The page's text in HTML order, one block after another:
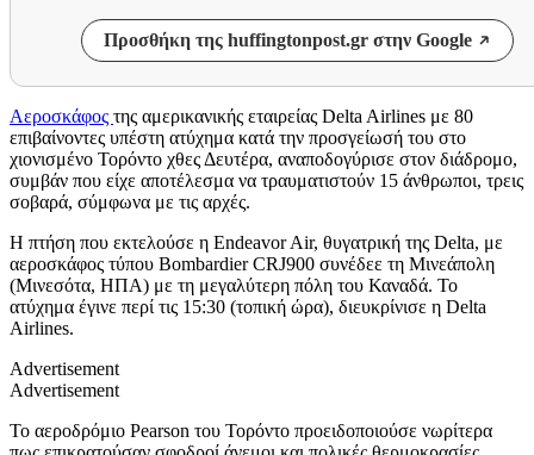
Προσθήκη της huffingtonpost.gr στην Google
Αεροσκάφος της αμερικανικής εταιρείας Delta Airlines με 80
επιβαίνοντες υπέστη ατύχημα κατά την προσγείωσή του στο
χιονισμένο Τορόντο χθες Δευτέρα, αναποδογύρισε στον διάδρομο,
συμβάν που είχε αποτέλεσμα να τραυματιστούν 15 άνθρωποι, τρεις
σοβαρά, σύμφωνα με τις αρχές.
Η πτήση που εκτελούσε η Endeavor Air, θυγατρική της Delta, με
αεροσκάφος τύπου Bombardier CRJ900 συνέδεε τη Μινεάπολη
(Μινεσότα, ΗΠΑ) με τη μεγαλύτερη πόλη του Καναδά. Το
ατύχημα έγινε περί τις 15:30 (τοπική ώρα), διευκρίνισε η Delta
Airlines.
Advertisement
Advertisement
Το αεροδρόμιο Pearson του Τορόντο προειδοποιούσε νωρίτερα